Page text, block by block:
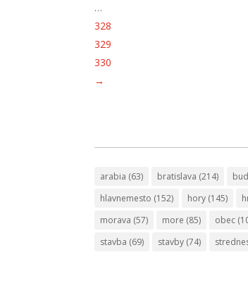
…
328
329
330
→
arabia (63) bratislava (214)
hlavnemesto (152) hory (145)
morava (57) more (85) obec
stavba (69) stavby (74)